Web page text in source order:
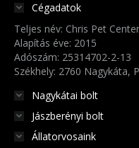
Cégadatok
Teljes név: Chris Pet
Alapítás éve: 2015
Adószám: 25314702-2-13
Székhely: 2760 Nagykáta,
Nagykátai bolt
Jászberényi bolt
Állatorvosaink